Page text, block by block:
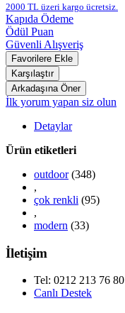
2000 TL üzeri kargo ücretsiz.
Kapıda Ödeme
Ödül Puan
Güvenli Alışveriş
İlk yorum yapan siz olun
Detaylar
Ürün etiketleri
outdoor (348)
,
çok renkli (95)
,
modern (33)
İletişim
Tel: 0212 213 76 80
Canlı Destek